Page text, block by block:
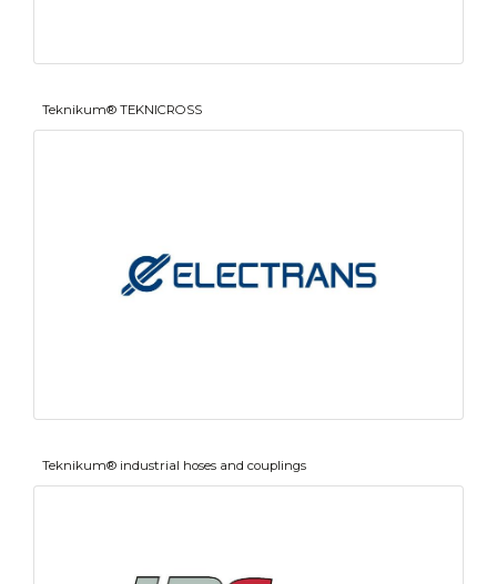
Teknikum® TEKNICROSS
Teknikum® industrial hoses and couplings